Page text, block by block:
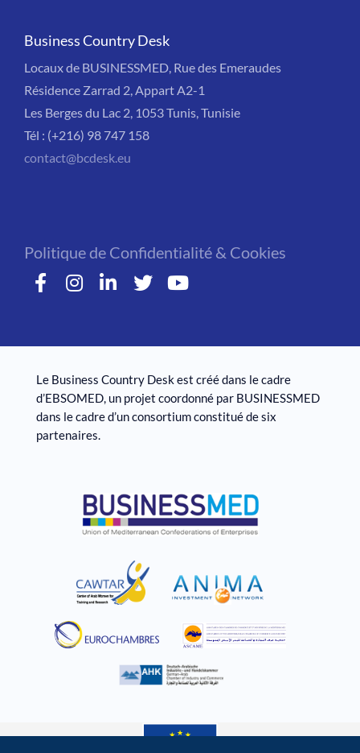
Business Country Desk
Locaux de BUSINESSMED, Rue des Emeraudes
Résidence Zarrad 2, Appart A2-1
Les Berges du Lac 2, 1053 Tunis, Tunisie
Tél : (+216) 98 747 158
contact@bcdesk.eu
Politique de Confidentialité & Cookies
Le Business Country Desk est créé dans le cadre
d’EBSOMED, un projet coordonné par BUSINESSMED
dans le cadre d’un consortium constitué de six
partenaires.